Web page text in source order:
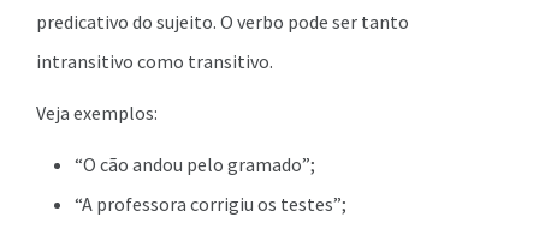
predicativo do sujeito. O verbo pode ser tanto
intransitivo como transitivo.
Veja exemplos:
“O cão andou pelo gramado”;
“A professora corrigiu os testes”;